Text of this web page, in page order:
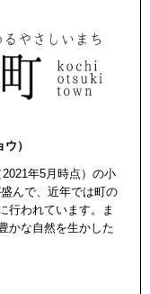
）
年5月時点）の小
んで、近年では町の
行われています。ま
かな自然を生かした
生息するきれいな海
イントもたくさん。